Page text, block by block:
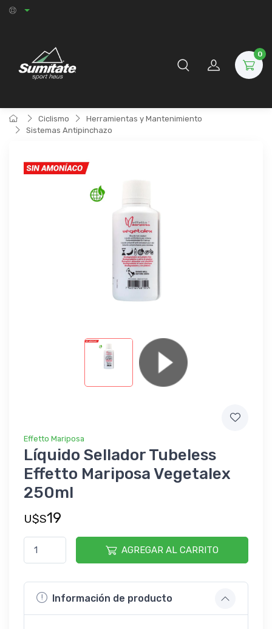
0
Ciclismo
Herramientas y Mantenimiento
Sistemas Antipinchazo
Effetto Mariposa
Líquido Sellador Tubeless
Effetto Mariposa Vegetalex
250ml
U$S19
AGREGAR AL CARRITO
Información de producto